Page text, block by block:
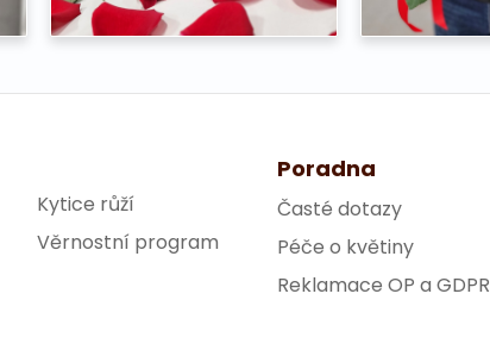
Kytice růží
Věrnostní program
Poradna
Časté dotazy
Péče o květiny
Reklamace OP a GDPR